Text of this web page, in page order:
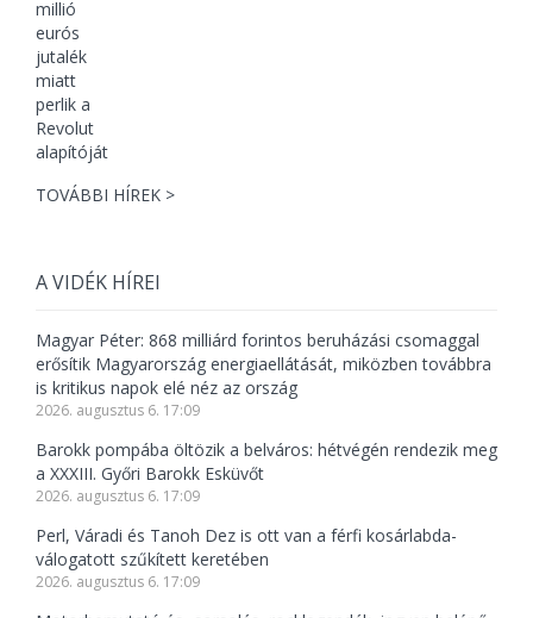
TOVÁBBI HÍREK >
A VIDÉK HÍREI
Magyar Péter: 868 milliárd forintos beruházási csomaggal
erősítik Magyarország energiaellátását, miközben továbbra
is kritikus napok elé néz az ország
2026. augusztus 6. 17:09
Barokk pompába öltözik a belváros: hétvégén rendezik meg
a XXXIII. Győri Barokk Esküvőt
2026. augusztus 6. 17:09
Perl, Váradi és Tanoh Dez is ott van a férfi kosárlabda-
válogatott szűkített keretében
2026. augusztus 6. 17:09